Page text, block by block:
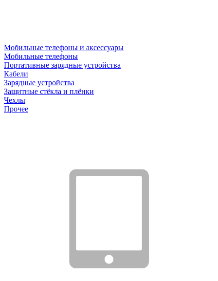
Мобильные телефоны и аксессуары
Мобильные телефоны
Портативные зарядные устройства
Кабели
Зарядные устройства
Защитные стёкла и плёнки
Чехлы
Прочее